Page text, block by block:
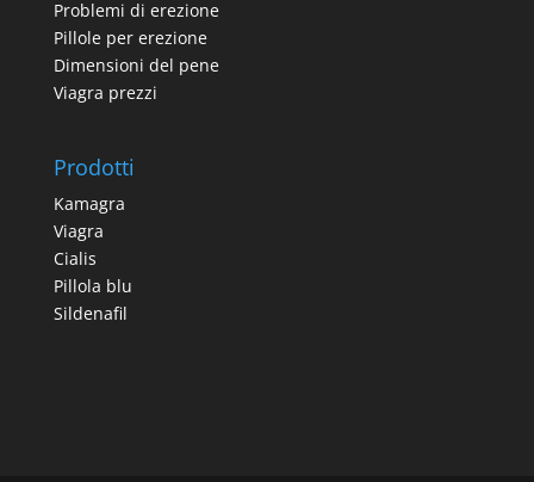
Problemi di erezione
Pillole per erezione
Dimensioni del pene
Viagra prezzi
Prodotti
Kamagra
Viagra
Cialis
Pillola blu
Sildenafil